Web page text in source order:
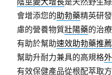
會增添您的助勃藥精英研
慮的營養物質壯陽藥的治
有助於幫助速效助勃藥推薦
幫助升耐力兼具的高規格
有效保健產品從根配萃取